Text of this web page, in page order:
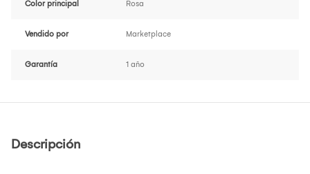
Color principal Rosa
Vendido por Marketplace
Garantía 1 año
Descripción